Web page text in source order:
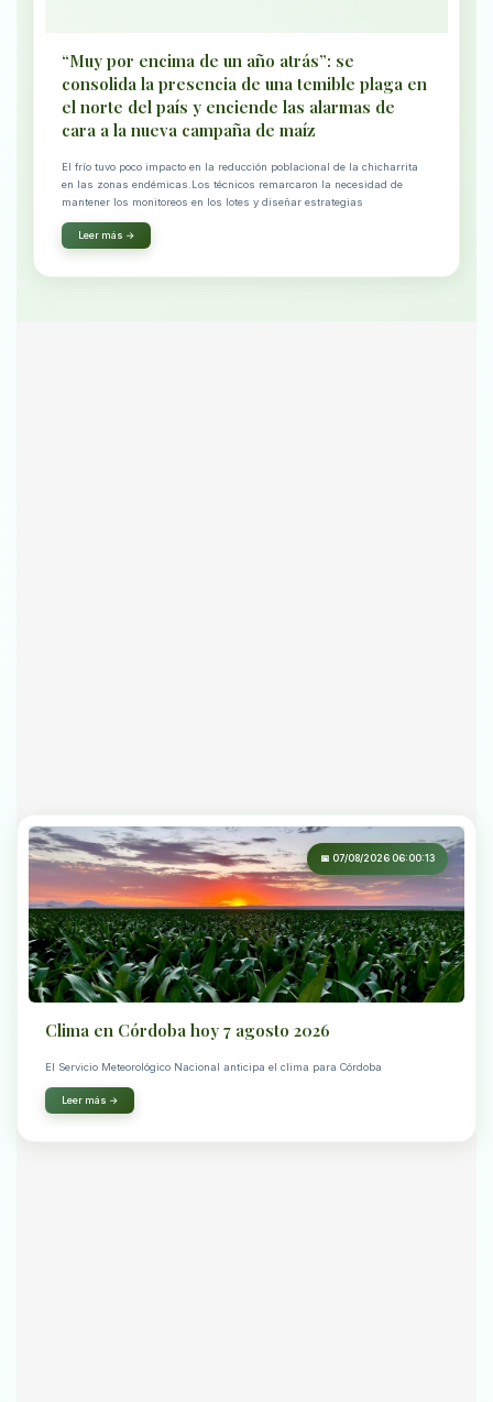
“Muy por encima de un año atrás”: se
consolida la presencia de una temible plaga en
el norte del país y enciende las alarmas de
cara a la nueva campaña de maíz
El frío tuvo poco impacto en la reducción poblacional de la chicharrita
en las zonas endémicas.Los técnicos remarcaron la necesidad de
mantener los monitoreos en los lotes y diseñar estrategias
Leer más →
📅 07/08/2026 06:00:13
Clima en Córdoba hoy 7 agosto 2026
El Servicio Meteorológico Nacional anticipa el clima para Córdoba
Leer más →